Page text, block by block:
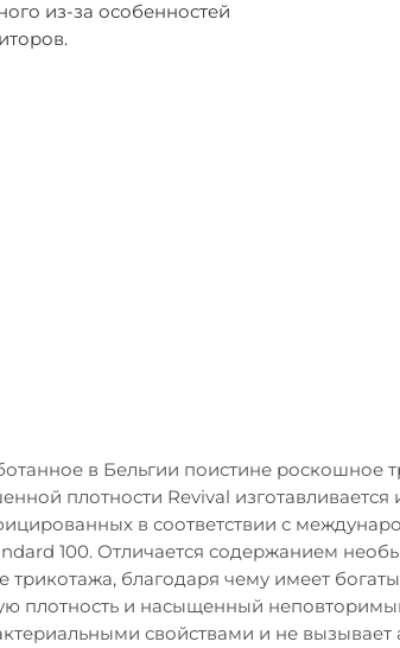
из-за особенностей
в Бельгии поистине роскошное
плотности Revival изготавливается
в соответствии с
100. Отличается содержанием
трикотажа, благодаря чему имеет
плотность и насыщенный
свойствами и не вызывает